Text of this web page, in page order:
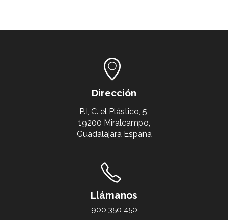
Dirección
P.I, C. el Plástico, 5,
19200 Miralcampo,
Guadalajara España
Llámanos
900 350 450